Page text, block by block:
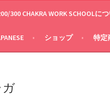
300 CHAKRA WORK SCHOOLに
ショップ 特定